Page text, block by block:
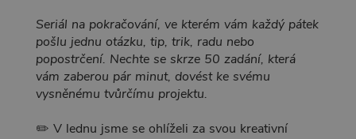
Seriál na pokračování, ve kterém vám každý pátek
pošlu jednu otázku, tip, trik, radu nebo
popostrčení. Nechte se skrze 50 zadání, která
vám zaberou pár minut, dovést ke svému
vysněnému tvůrčímu projektu.
✏️ V lednu jsme se ohlíželi za svou kreativní